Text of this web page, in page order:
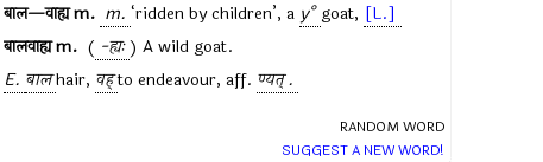
बाल—वाह्यm. m. ‘ridden by children’, a y° goat, [L.]
बालवाह्यm. ( -ह्यः) A wild goat.
E. बालhair, वह्to endeavour, aff. ण्यत् .
RANDOM WORD
SUGGEST A NEW WORD!